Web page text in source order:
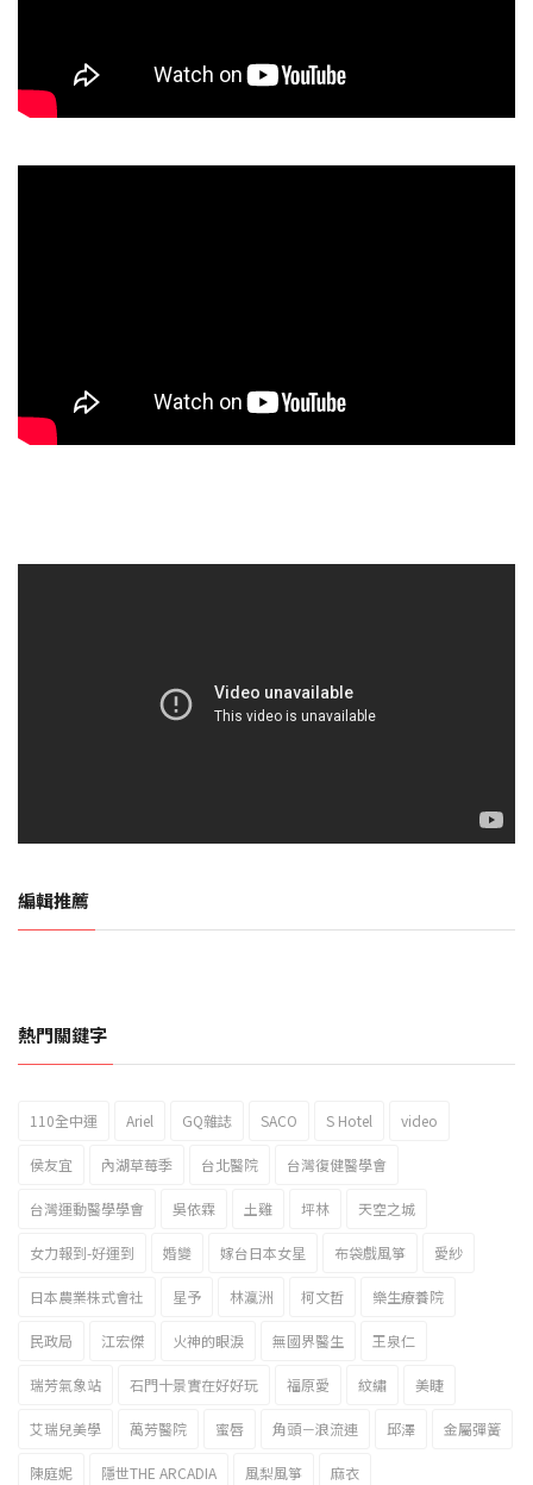
編輯推薦
2023新北市北海岸國際風箏節「風在石起」霸氣回歸
熱門關鍵字
110全中運 Ariel GQ雜誌 SACO S Hotel video
侯友宜 內湖草莓季 台北醫院 台灣復健醫學會
台灣運動醫學學會 吳依霖 土雞 坪林 天空之城
女力報到-好運到 婚變 嫁台日本女星 布袋戲風箏 愛紗
日本農業株式會社 星予 林瀛洲 柯文哲 樂生療養院
民政局 江宏傑 火神的眼淚 無國界醫生 王泉仁
瑞芳氣象站 石門十景實在好好玩 福原愛 紋繡 美睫
艾瑞兒美學 萬芳醫院 蜜唇 角頭－浪流連 邱澤 金屬彈簧
陳庭妮 隱世THE ARCADIA 風梨風箏 麻衣